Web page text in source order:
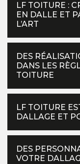
LF TOITURE :
EN DALLE ET
L’ART
DES
DANS LES
TOITURE
LF TOITURE
DALLAGE ET
DES
VOTRE